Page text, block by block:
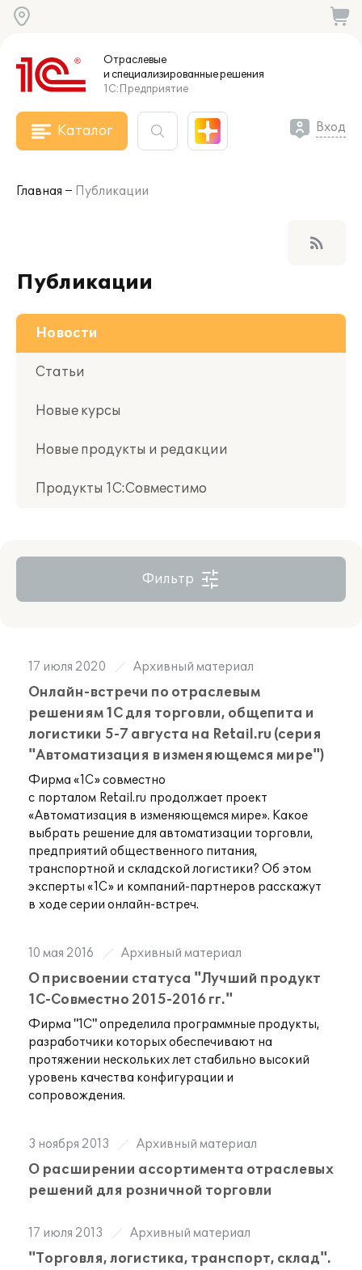
Отраслевые
и специализированныерешения
1С:Предприятие
Каталог Вход
Главная Публикации
Публикации
rss_feed
Новости
Статьи
Новые курсы
Новые продукты и редакции
Продукты 1С:Совместимо
Фильтр
17 июля 2020 Архивный материал
Онлайн-встречи по отраслевым
решениям 1С для торговли, общепита и
логистики 5-7 августа на Retail.ru (серия
"Автоматизация в изменяющемся мире")
Фирма «1С» совместно
с порталом Retail.ru продолжает проект
«Автоматизация в изменяющемся мире». Какое
выбрать решение для автоматизации торговли,
предприятий общественного питания,
транспортной и складской логистики? Об этом
эксперты «1С» и компаний-партнеров расскажут
в ходе серии онлайн-встреч.
10 мая 2016 Архивный материал
О присвоении статуса "Лучший продукт
1С-Совместно 2015-2016 гг."
Фирма "1С" определила программные продукты,
разработчики которых обеспечивают на
протяжении нескольких лет стабильно высокий
уровень качества конфигурации и
сопровождения.
3 ноября 2013 Архивный материал
О расширении ассортимента отраслевых
решений для розничной торговли
17 июля 2013 Архивный материал
"Торговля, логистика, транспорт, склад".